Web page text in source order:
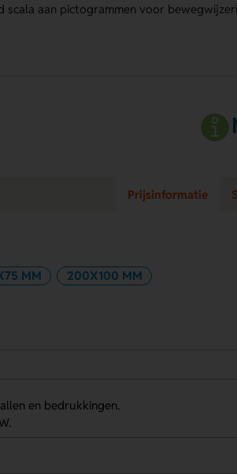
aan pictogrammen voor
Prijsinformatie
MM 200X100 MM
en bedrukkingen.